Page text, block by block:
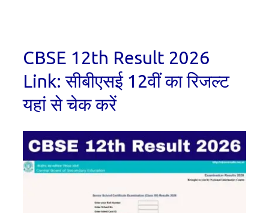
CBSE 12th Result 2026
Link: सीबीएसई 12वीं का रिजल्ट
यहां से चेक करें